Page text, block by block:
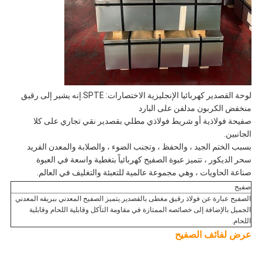
لوحة القصدير كهربائيا الإنجليزية الاختصارات: SPTE.إنه يشير إلى رقيق
منخفض الكربون مدلفن على البارد
صفيحة فولاذية أو شريط فولاذي مطلي بقصدير نقي تجاري على كلا
الجانبين.
بسبب الختم الجيد ، والحفظ ، وتجنب الضوء ، والصلابة والمعدن الفريد
سحر الديكور ، تتميز عبوة الصفيح كهربائياً بتغطية واسعة في العبوة
صناعة الحاويات ، وهي مجموعة عالمية للتعبئة والتغليف في العالم.
صفيح
الصفيح عبارة عن فولاذ رقيق مغطى بالقصدير.يتميز الصفيح المعدني ببريقه المعدني
الجميل بالإضافة إلى خصائصه الممتازة في مقاومة التآكل وقابلية اللحام وقابلية
اللحام.
عرض لفائف الصفيح